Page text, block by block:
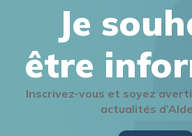
Je
être
Inscrivez-vous et soyez
actualités